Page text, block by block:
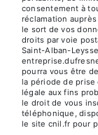
consentement à
réclamation
le sort de vos
droits par voie
Saint-Alban-
pourra vous être
la période de
légale aux fins
le droit de vous
téléphonique,
le site cnil.fr pour